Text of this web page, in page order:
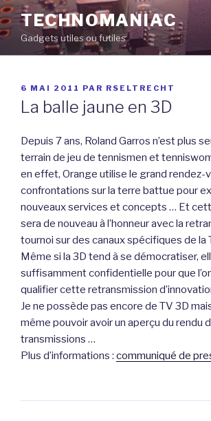
Aller
au
contenu
principal
TECHNOMANIAC
Gadgets utiles ou futiles
PUBLIÉ
LE
6 MAI 2011 PAR RSELTRECHT
La balle jaune en 3D
Depuis 7 ans, Roland Garros n’est plus
terrain de jeu de tennismen et
en effet, Orange utilise le grand rendez-
confrontations sur la terre battue pour
nouveaux services et concepts … Et
sera de nouveau à l’honneur avec la
tournoi sur des canaux spécifiques de la
Même si la 3D tend à se démocratiser,
suffisamment confidentielle pour que
qualifier cette retransmission
Je ne possède pas encore de TV 3D
même pouvoir avoir un aperçu du rendu
transmissions …
Plus d’informations : communiqué de